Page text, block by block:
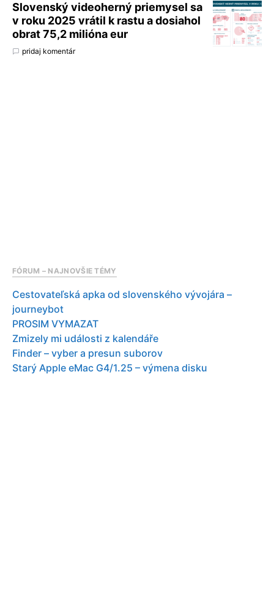
Slovenský videoherný priemysel sa
v roku 2025 vrátil k rastu a dosiahol
obrat 75,2 milióna eur
pridaj komentár
FÓRUM – NAJNOVŠIE TÉMY
Cestovateľská apka od slovenského vývojára –
journeybot
PROSIM VYMAZAT
Zmizely mi události z kalendáře
Finder – vyber a presun suborov
Starý Apple eMac G4/1.25 – výmena disku